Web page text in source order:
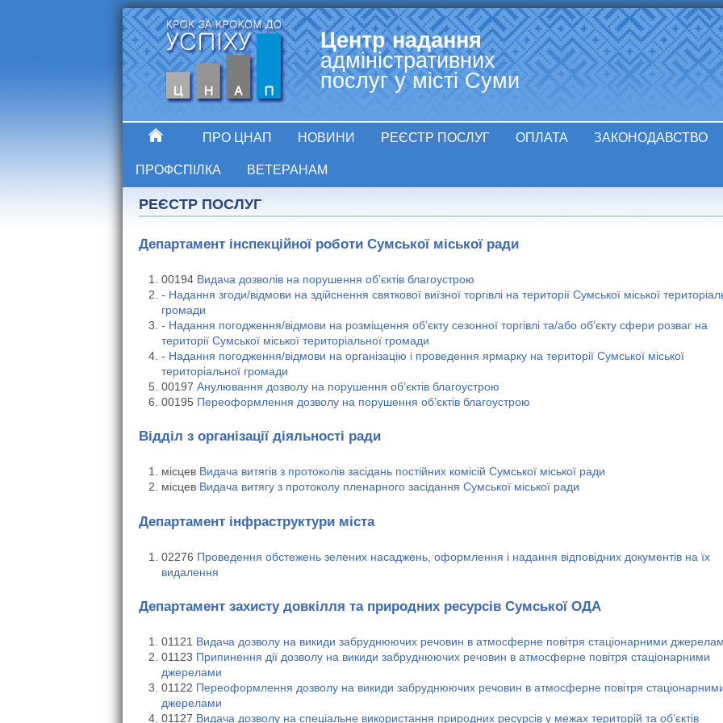
Jump to navigation
Центр надання
адміністративних
послуг у місті Суми
ПРО ЦНАП НОВИНИ РЕЄСТР ПОСЛУГ ОПЛАТА ЗАКОНОДАВСТВО
ПРОФСПІЛКА ВЕТЕРАНАМ
РЕЄСТР ПОСЛУГ
Департамент інспекційної роботи Сумської міської ради
00194 Видача дозволів на порушення об’єктів благоустрою
- Надання згоди/відмови на здійснення святкової виїзної торгівлі на території Сумської міської
громади
- Надання погодження/відмови на розміщення об’єкту сезонної торгівлі та/або об’єкту сфери розваг на
території Сумської міської територіальної громади
- Надання погодження/відмови на організацію і проведення ярмарку на території Сумської міської
територіальної громади
00197 Анулювання дозволу на порушення об’єктів благоустрою
00195 Переоформлення дозволу на порушення об’єктів благоустрою
Відділ з організації діяльності ради
місцев Видача витягів з протоколів засідань постійних комісій Сумської міської ради
місцев Видача витягу з протоколу пленарного засідання Сумської міської ради
Департамент інфраструктури міста
02276 Проведення обстежень зелених насаджень, оформлення і надання відповідних документів на їх
видалення
Департамент захисту довкілля та природних ресурсів Сумської ОДА
01121 Видача дозволу на викиди забруднюючих речовин в атмосферне повітря стаціонарними
01123 Припинення дії дозволу на викиди забруднюючих речовин в атмосферне повітря стаціонарними
джерелами
01122 Переоформлення дозволу на викиди забруднюючих речовин в атмосферне повітря
джерелами
01127 Видача дозволу на спеціальне використання природних ресурсів у межах територій та об’єктів